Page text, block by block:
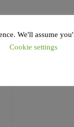
We'll assume
Cookie settings